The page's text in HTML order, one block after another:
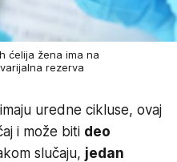
ćelija žena ima na
rezerva
uredne cikluse, ovaj
i može biti deo
slučaju, jedan